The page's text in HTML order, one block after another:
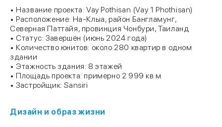
• Название проекта: Vay Pothisan (Vay 1 Phothisan)
• Расположение: На-Клыа, район Бангламунг,
Северная Паттайя, провинция Чонбури, Таиланд
• Статус: Завершён (июнь 2024 года)
• Количество юнитов: около 280 квартир в одном
здании
• Этажность здания: 8 этажей
• Площадь проекта: примерно 2 999 кв.м
• Застройщик: Sansiri
Дизайн и образ жизни